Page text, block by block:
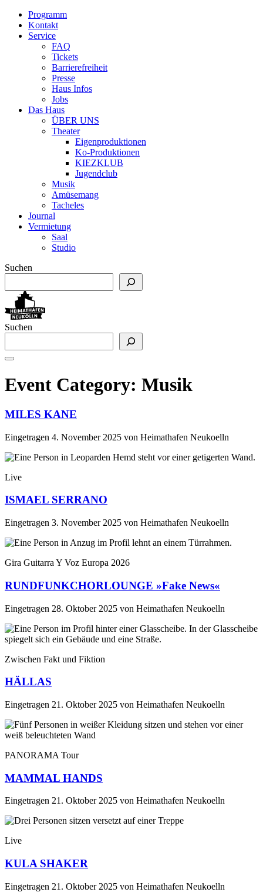
Programm
Kontakt
Service
FAQ
Tickets
Barrierefreiheit
Presse
Haus Infos
Jobs
Das Haus
ÜBER UNS
Theater
Eigenproduktionen
Ko-Produktionen
KIEZKLUB
Jugendclub
Musik
Amüsemang
Tacheles
Journal
Vermietung
Saal
Studio
Suchen
Suchen
Event Category: Musik
MILES KANE
Eingetragen 4. November 2025 von Heimathafen Neukoelln
Live
ISMAEL SERRANO
Eingetragen 3. November 2025 von Heimathafen Neukoelln
Gira Guitarra Y Voz Europa 2026
RUNDFUNKCHORLOUNGE »Fake News«
Eingetragen 28. Oktober 2025 von Heimathafen Neukoelln
Zwischen Fakt und Fiktion
HÄLLAS
Eingetragen 21. Oktober 2025 von Heimathafen Neukoelln
PANORAMA Tour
MAMMAL HANDS
Eingetragen 21. Oktober 2025 von Heimathafen Neukoelln
Live
KULA SHAKER
Eingetragen 21. Oktober 2025 von Heimathafen Neukoelln